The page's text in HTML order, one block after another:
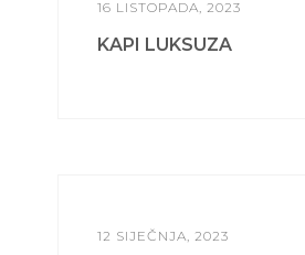
16 LISTOPADA, 2023
KAPI LUKSUZA
12 SIJEČNJA, 2023